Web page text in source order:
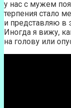
у нас с мужем
терпения стало
и представляю в
Иногда я вижу,
на голову или